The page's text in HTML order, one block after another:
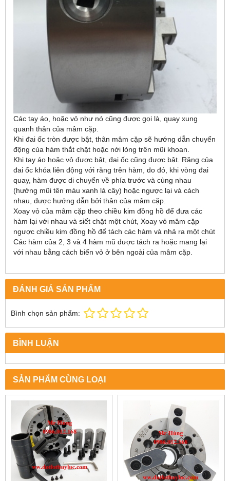
Các tay áo, hoặc vỏ như nó cũng được gọi là, quay xung
quanh thân của mâm cặp.
Khi đai ốc tròn được bật, thân mâm cặp sẽ hướng dẫn chuyển
động của hàm thắt chặt hoặc nới lỏng trên mũi khoan.
Khi tay áo hoặc vỏ được bật, đai ốc cũng được bật. Răng của
đai ốc khóa liên động với răng trên hàm, do đó, khi vòng đai
quay, hàm được di chuyển về phía trước và cùng nhau
(hướng mũi tên màu xanh lá cây) hoặc ngược lại và cách
nhau, được hướng dẫn bởi thân của mâm cặp.
Xoay vỏ của mâm cặp theo chiều kim đồng hồ để đưa các
hàm lại với nhau và siết chặt một chút, Xoay vỏ mâm cặp
ngược chiều kim đồng hồ để tách các hàm và nhả ra một chút
Các hàm của 2, 3 và 4 hàm mũ được tách ra hoặc mang lại
với nhau bằng cách biến vỏ ở bên ngoài của mâm cặp.
ĐÁNH GIÁ SẢN PHẨM
Bình chọn sản phẩm:
BÌNH LUẬN
SẢN PHẨM CÙNG LOẠI